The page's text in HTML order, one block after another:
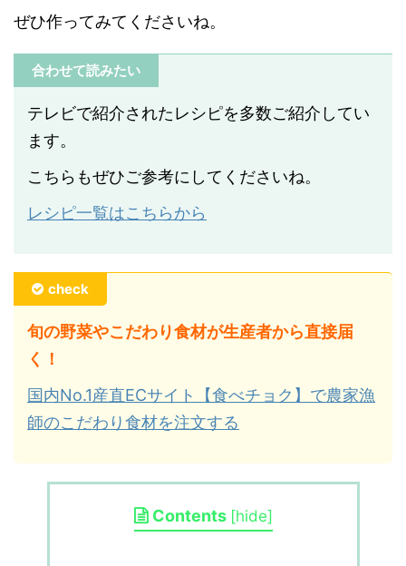
ぜひ作ってみてくださいね。
合わせて読みたい
テレビで紹介されたレシピを多数ご紹介してい
ます。
こちらもぜひご参考にしてくださいね。
レシピ一覧はこちらから
check
旬の野菜やこだわり食材が生産者から直接届
く！
国内No.1産直ECサイト【食べチョク】で農家漁
師のこだわり食材を注文する
Contents [hide]